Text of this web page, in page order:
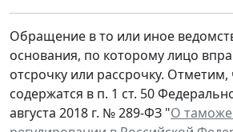
Обращение в то или иное
основания, по которому лицо
отсрочку или рассрочку. Отметим,
содержатся в п. 1 ст. 50
августа 2018 г. № 289-ФЗ "О